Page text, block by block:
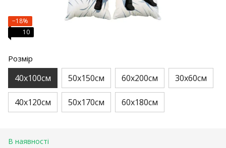
−18%
10
Розмір
40х100см 50х150см 60х200см 30х60см
40х120см 50х170см 60х180см
В наявності